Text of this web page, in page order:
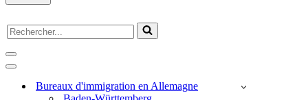
Rechercher...
Menu
de
Menu
navigationBureaux d'immigration en Allemagne